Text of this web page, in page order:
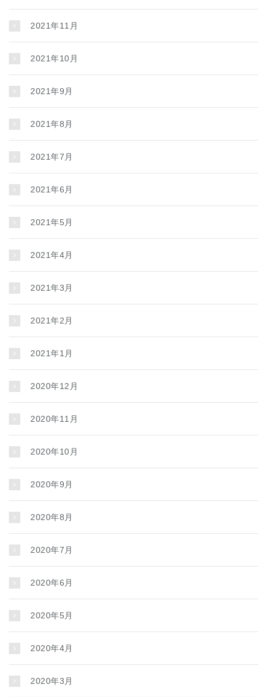
2021年11月
2021年10月
2021年9月
2021年8月
2021年7月
2021年6月
2021年5月
2021年4月
2021年3月
2021年2月
2021年1月
2020年12月
2020年11月
2020年10月
2020年9月
2020年8月
2020年7月
2020年6月
2020年5月
2020年4月
2020年3月